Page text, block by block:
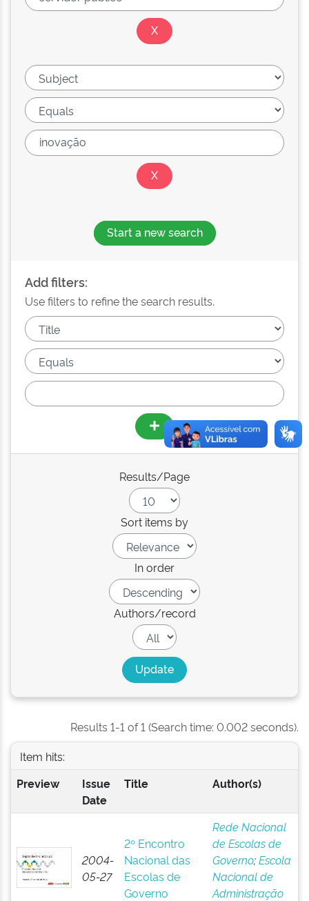
Start a new search
Add filters:
Use filters to refine the search results.
Results/Page
Sort items by
In order
Authors/record
Results 1-1 of 1 (Search time: 0.002 seconds).
Item hits:
Preview
Issue
Date
Title Author(s)
2004-
05-27
2º Encontro
Nacional das
Escolas de
Governo
Rede Nacional
de Escolas de
Governo;Escola
Nacional de
Administração